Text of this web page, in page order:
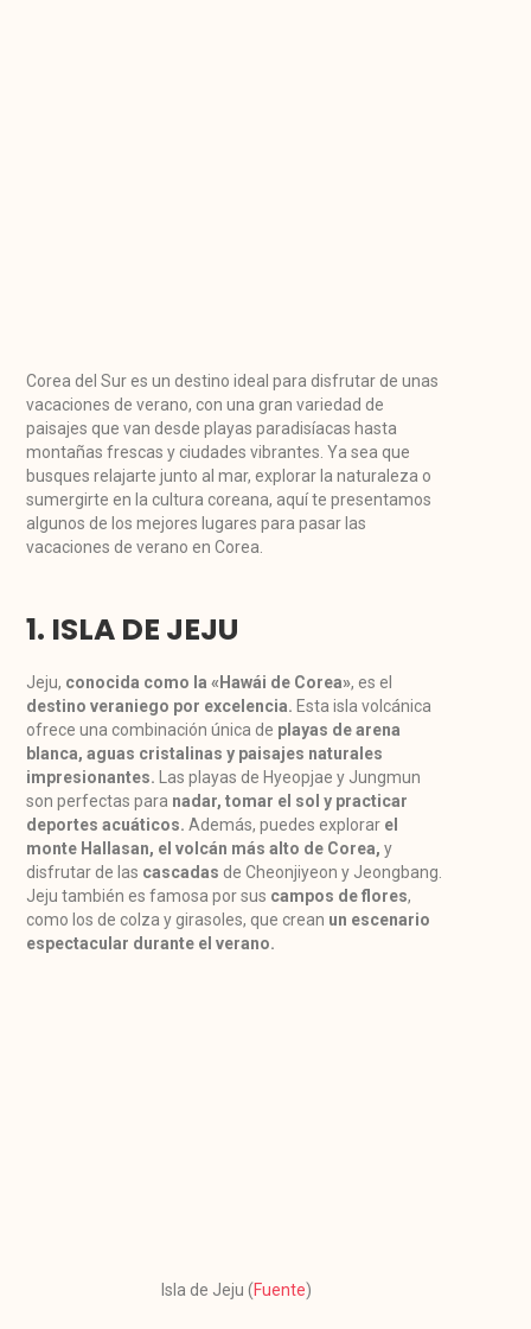
Corea del Sur es un destino ideal para disfrutar de unas
vacaciones de verano, con una gran variedad de
paisajes que van desde playas paradisíacas hasta
montañas frescas y ciudades vibrantes. Ya sea que
busques relajarte junto al mar, explorar la naturaleza o
sumergirte en la cultura coreana, aquí te presentamos
algunos de los mejores lugares para pasar las
vacaciones de verano en Corea.
1. ISLA DE JEJU
Jeju, conocida como la «Hawái de Corea», es el
destino veraniego por excelencia. Esta isla volcánica
ofrece una combinación única de playas de arena
blanca, aguas cristalinas y paisajes naturales
impresionantes. Las playas de Hyeopjae y Jungmun
son perfectas para nadar, tomar el sol y practicar
deportes acuáticos. Además, puedes explorar el
monte Hallasan, el volcán más alto de Corea, y
disfrutar de las cascadas de Cheonjiyeon y Jeongbang.
Jeju también es famosa por sus campos de flores,
como los de colza y girasoles, que crean un escenario
espectacular durante el verano.
Isla de Jeju (Fuente)